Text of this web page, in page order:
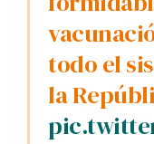
todo el
la